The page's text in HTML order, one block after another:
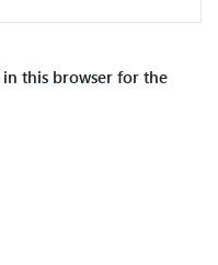
in this browser for the